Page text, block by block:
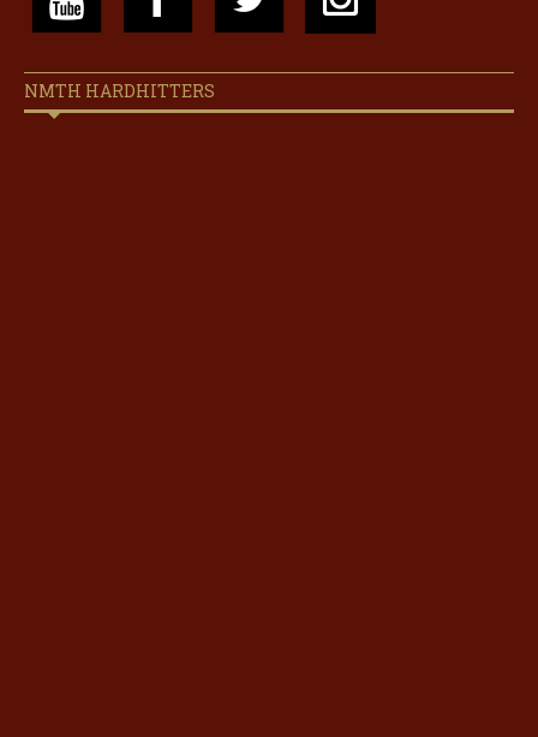
NMTH HARDHITTERS